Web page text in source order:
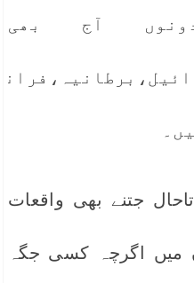
آج بھی
جتنے بھی واقعات
میں اگرچہ کسی جگہ